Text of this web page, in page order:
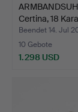
Certina, 18
Beendet 14. Jul
10 Gebote
1.298 USD